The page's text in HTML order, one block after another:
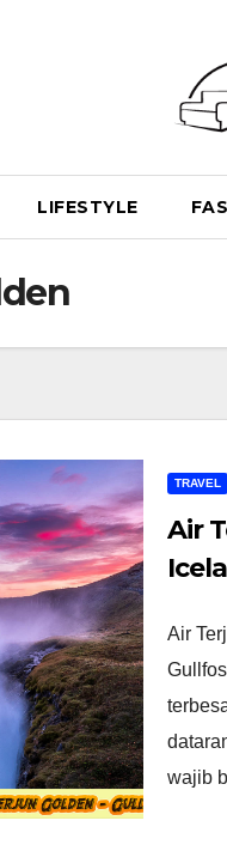
LIFESTYLE
TRAVEL
Air
Air
wajib